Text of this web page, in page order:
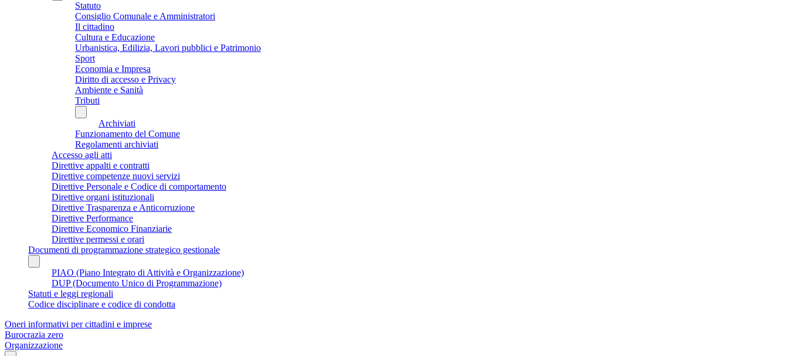
Statuto
Consiglio Comunale e Amministratori
Il cittadino
Cultura e Educazione
Urbanistica, Edilizia, Lavori pubblici e Patrimonio
Sport
Economia e Impresa
Diritto di accesso e Privacy
Ambiente e Sanità
Tributi
Archiviati
Funzionamento del Comune
Regolamenti archiviati
Accesso agli atti
Direttive appalti e contratti
Direttive competenze nuovi servizi
Direttive Personale e Codice di comportamento
Direttive organi istituzionali
Direttive Trasparenza e Anticorruzione
Direttive Performance
Direttive Economico Finanziarie
Direttive permessi e orari
Documenti di programmazione strategico gestionale
PIAO (Piano Integrato di Attività e Organizzazione)
DUP (Documento Unico di Programmazione)
Statuti e leggi regionali
Codice disciplinare e codice di condotta
Oneri informativi per cittadini e imprese
Burocrazia zero
Organizzazione